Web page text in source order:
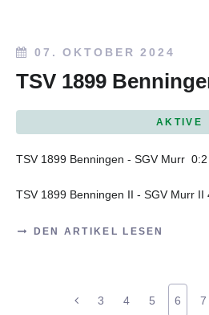
07. OKTOBER 2024
TSV 1899
AKTIVE
TSV 1899 Benningen - SGV Murr 0:2
TSV 1899 Benningen II - SGV Murr II
DEN ARTIKEL LESEN
3 4 5 6 7